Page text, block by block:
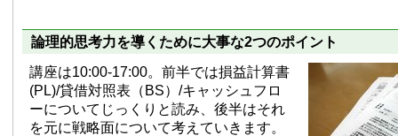
論理的思考力を導くために大事な2つのポイント
講座は10:00-17:00。前半では損益計算書
(PL)/貸借対照表（BS）/キャッシュフロ
ーについてじっくりと読み、後半はそれ
を元に戦略面について考えていきます。